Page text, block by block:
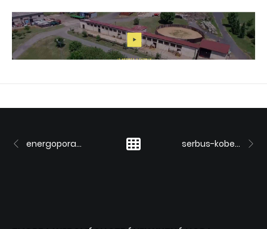
energoporadna.cz serbus-koberce.cz